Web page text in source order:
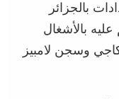
بالجزائر
بالأشغال
وسجن لامبيز